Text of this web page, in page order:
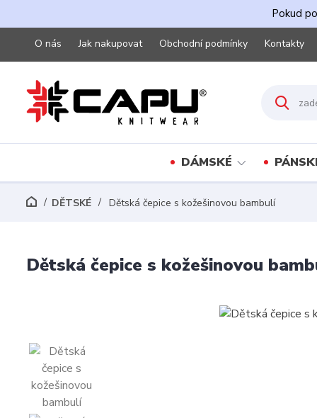
Pokud
O nás Jak nakupovat Obchodní podmínky Kontakty
DÁMSKÉ
DĚTSKÉ Dětská čepice s kožešinovou bambulí
Dětská čepice s kožešinovou